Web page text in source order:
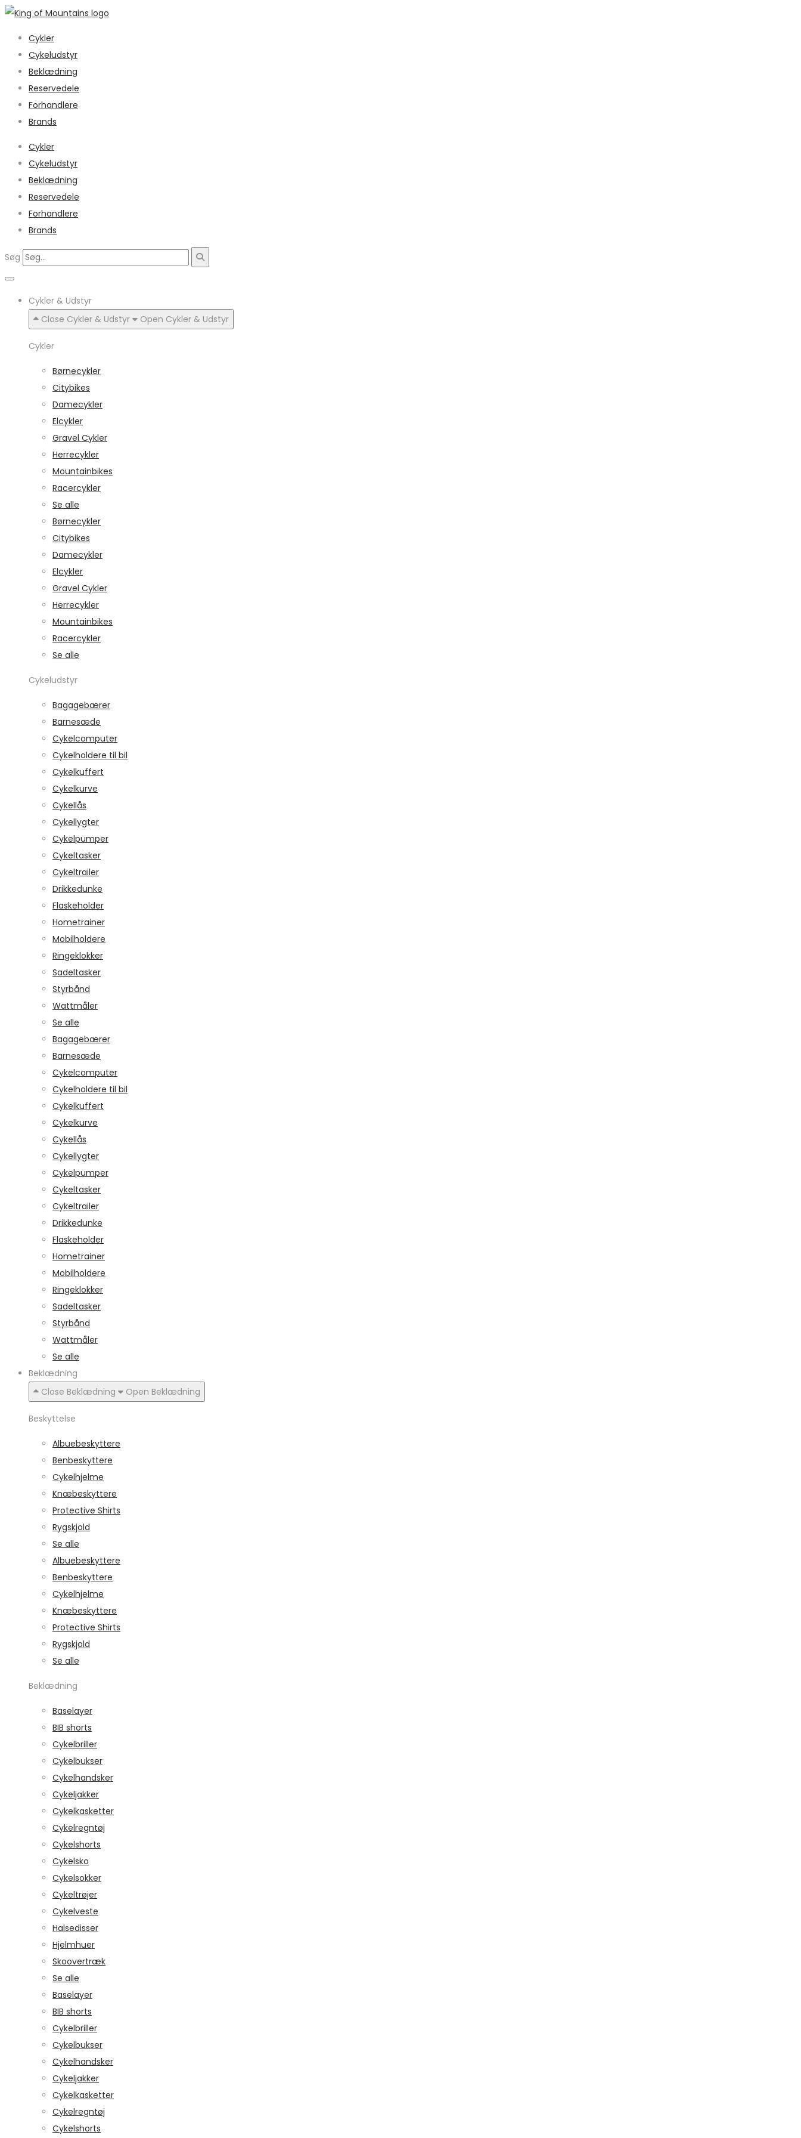
Cykler
Cykeludstyr
Beklædning
Reservedele
Forhandlere
Brands
Cykler
Cykeludstyr
Beklædning
Reservedele
Forhandlere
Brands
Søg
Cykler & Udstyr
Close Cykler & Udstyr
Open Cykler & Udstyr
Cykler
Børnecykler
Citybikes
Damecykler
Elcykler
Gravel Cykler
Herrecykler
Mountainbikes
Racercykler
Se alle
Børnecykler
Citybikes
Damecykler
Elcykler
Gravel Cykler
Herrecykler
Mountainbikes
Racercykler
Se alle
Cykeludstyr
Bagagebærer
Barnesæde
Cykelcomputer
Cykelholdere til bil
Cykelkuffert
Cykelkurve
Cykellås
Cykellygter
Cykelpumper
Cykeltasker
Cykeltrailer
Drikkedunke
Flaskeholder
Hometrainer
Mobilholdere
Ringeklokker
Sadeltasker
Styrbånd
Wattmåler
Se alle
Bagagebærer
Barnesæde
Cykelcomputer
Cykelholdere til bil
Cykelkuffert
Cykelkurve
Cykellås
Cykellygter
Cykelpumper
Cykeltasker
Cykeltrailer
Drikkedunke
Flaskeholder
Hometrainer
Mobilholdere
Ringeklokker
Sadeltasker
Styrbånd
Wattmåler
Se alle
Beklædning
Close Beklædning
Open Beklædning
Beskyttelse
Albuebeskyttere
Benbeskyttere
Cykelhjelme
Knæbeskyttere
Protective Shirts
Rygskjold
Se alle
Albuebeskyttere
Benbeskyttere
Cykelhjelme
Knæbeskyttere
Protective Shirts
Rygskjold
Se alle
Beklædning
Baselayer
BIB shorts
Cykelbriller
Cykelbukser
Cykelhandsker
Cykeljakker
Cykelkasketter
Cykelregntøj
Cykelshorts
Cykelsko
Cykelsokker
Cykeltrøjer
Cykelveste
Halsedisser
Hjelmhuer
Skoovertræk
Se alle
Baselayer
BIB shorts
Cykelbriller
Cykelbukser
Cykelhandsker
Cykeljakker
Cykelkasketter
Cykelregntøj
Cykelshorts